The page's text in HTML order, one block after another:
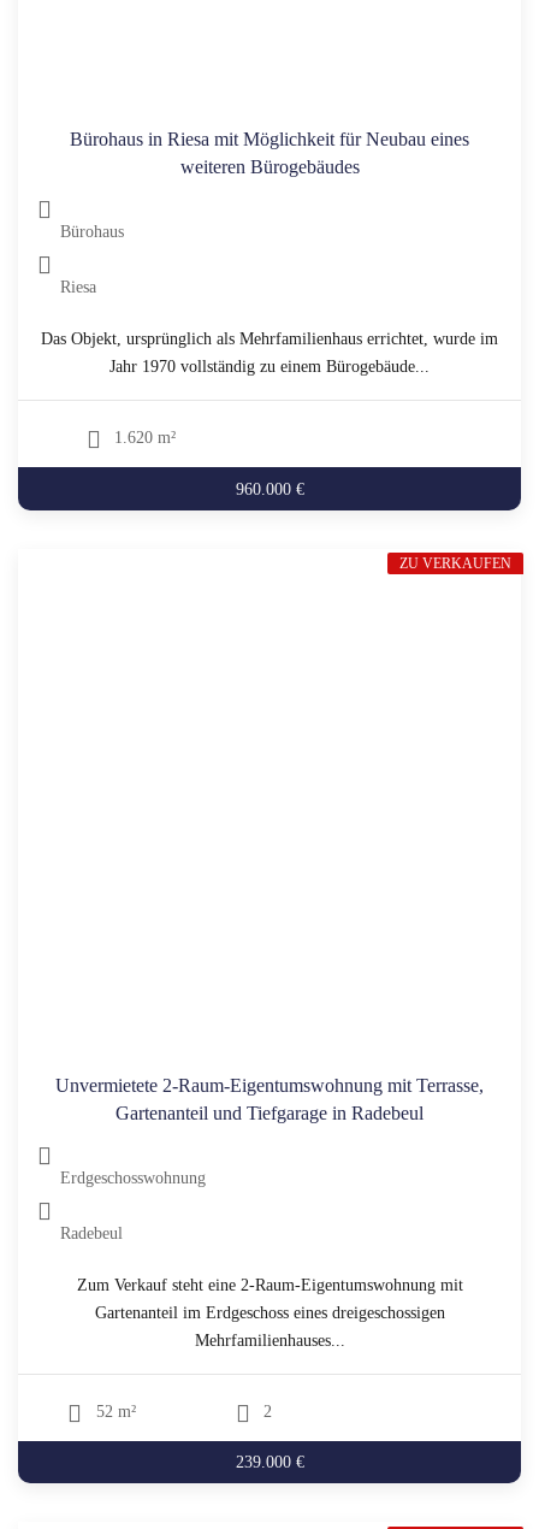
Bürohaus in Riesa mit Möglichkeit für Neubau eines
weiteren Bürogebäudes
Bürohaus
Riesa
Das Objekt, ursprünglich als Mehrfamilienhaus errichtet, wurde im
Jahr 1970 vollständig zu einem Bürogebäude...
1.620 m²
960.000 €
Unvermietete 2-Raum-Eigentumswohnung mit Terrasse,
Gartenanteil und Tiefgarage in Radebeul
Erdgeschosswohnung
Radebeul
Zum Verkauf steht eine 2-Raum-Eigentumswohnung mit
Gartenanteil im Erdgeschoss eines dreigeschossigen
Mehrfamilienhauses...
52 m² 2
239.000 €
ZU VERKAUFEN